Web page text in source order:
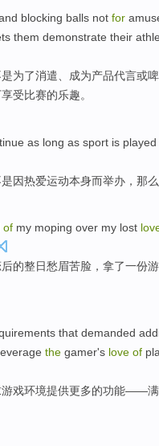
and blocking balls not for
them demonstrate their
为了消遣 成为产品代言或
享受比赛的乐趣。
as long as sport is
因热爱运动本身而举办 ，那
of my moping over my lost
的整日愁眉苦脸 ， 拿了一份
that demanded
the gamer's love of
游戏环境提供更多的功能——